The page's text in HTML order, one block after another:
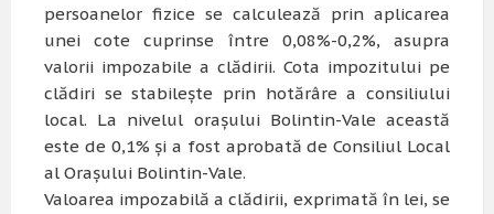
persoanelor fizice se calculează prin aplicarea
unei cote cuprinse între 0,08%-0,2%, asupra
valorii impozabile a clădirii. Cota impozitului pe
clădiri se stabileşte prin hotărâre a consiliului
local. La nivelul orașului Bolintin-Vale această
este de 0,1% și a fost aprobată de Consiliul Local
al Orașului Bolintin-Vale.
Valoarea impozabilă a clădirii, exprimată în lei, se